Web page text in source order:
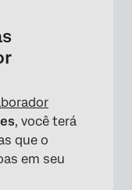
, você terá
que o
em seu